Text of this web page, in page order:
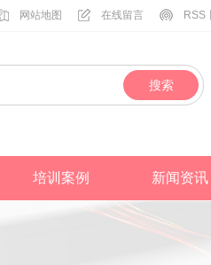
网站地图 在线留言 RSS丨
搜索
培训案例 新闻资讯